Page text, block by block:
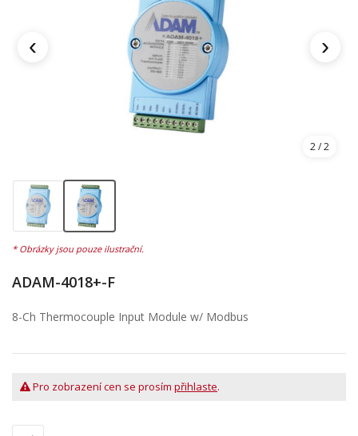
‹ ›
2/ 2
ADAM-4018+-F
8-Ch Thermocouple Input Module w/ Modbus
Pro zobrazení cen se prosím přihlaste.